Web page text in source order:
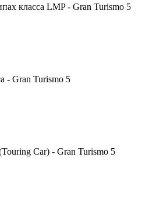
класса LMP - Gran Turismo 5
- Gran Turismo 5
Car) - Gran Turismo 5